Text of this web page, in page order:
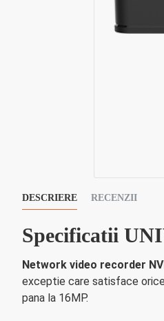
DESCRIERE RECENZII
Specificatii
Network video recorder
exceptie care satisface
pana la 16MP.